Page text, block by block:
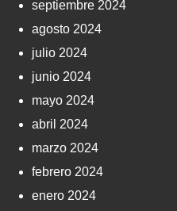
septiembre 2024
agosto 2024
julio 2024
junio 2024
mayo 2024
abril 2024
marzo 2024
febrero 2024
enero 2024